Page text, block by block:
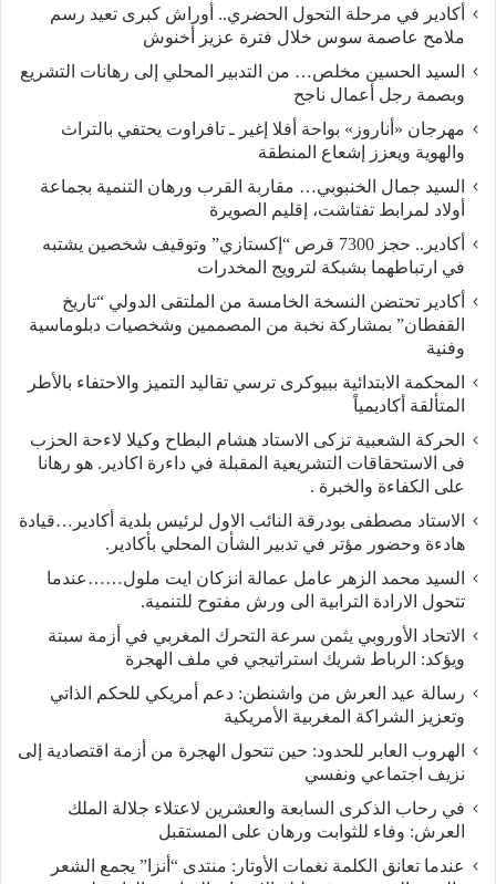
أكادير في مرحلة التحول الحضري.. أوراش كبرى تعيد رسم
ملامح عاصمة سوس خلال فترة عزيز أخنوش
السيد الحسين مخلص… من التدبير المحلي إلى رهانات التشريع
وبصمة رجل أعمال ناجح
مهرجان «أناروز» بواحة أفلا إغير ـ تافراوت يحتفي بالتراث
والهوية ويعزز إشعاع المنطقة
السيد جمال الخنبوبي… مقاربة القرب ورهان التنمية بجماعة
أولاد لمرابط تفتاشت، إقليم الصويرة
أكادير.. حجز 7300 قرص “إكستازي” وتوقيف شخصين يشتبه
في ارتباطهما بشبكة لترويج المخدرات
أكادير تحتضن النسخة الخامسة من الملتقى الدولي “تاريخ
القفطان” بمشاركة نخبة من المصممين وشخصيات دبلوماسية
وفنية
المحكمة الابتدائية ببيوكرى ترسي تقاليد التميز والاحتفاء بالأطر
المتألقة أكاديمياً
الحركة الشعبية تزكى الاستاد هشام البطاح وكيلا لاءحة الحزب
فى الاستحقاقات التشريعية المقبلة في داءرة اكادير. هو رهانا
على الكفاءة والخبرة .
الاستاد مصطفى بودرقة النائب الاول لرئيس بلدية أكادير…قيادة
هادءة وحضور مؤتر في تدبير الشأن المحلي بأكادير.
السيد محمد الزهر عامل عمالة انزكان ايت ملول……عندما
تتحول الارادة الترابية الى ورش مفتوح للتنمية.
الاتحاد الأوروبي يثمن سرعة التحرك المغربي في أزمة سبتة
ويؤكد: الرباط شريك استراتيجي في ملف الهجرة
رسالة عيد العرش من واشنطن: دعم أمريكي للحكم الذاتي
وتعزيز الشراكة المغربية الأمريكية
​الهروب العابر للحدود: حين تتحول الهجرة من أزمة اقتصادية إلى
نزيف اجتماعي ونفسي
في رحاب الذكرى السابعة والعشرين لاعتلاء جلالة الملك
العرش: وفاء للثوابت ورهان على المستقبل
​عندما تعانق الكلمة نغمات الأوتار: منتدى “أنزا” يجمع الشعر